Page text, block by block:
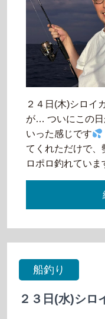
２４日(木)シロイ
が… ついにこの日
いった感じです
てくれただけで、
ロポロ釣れてい
船釣り
２３日(水)シロ